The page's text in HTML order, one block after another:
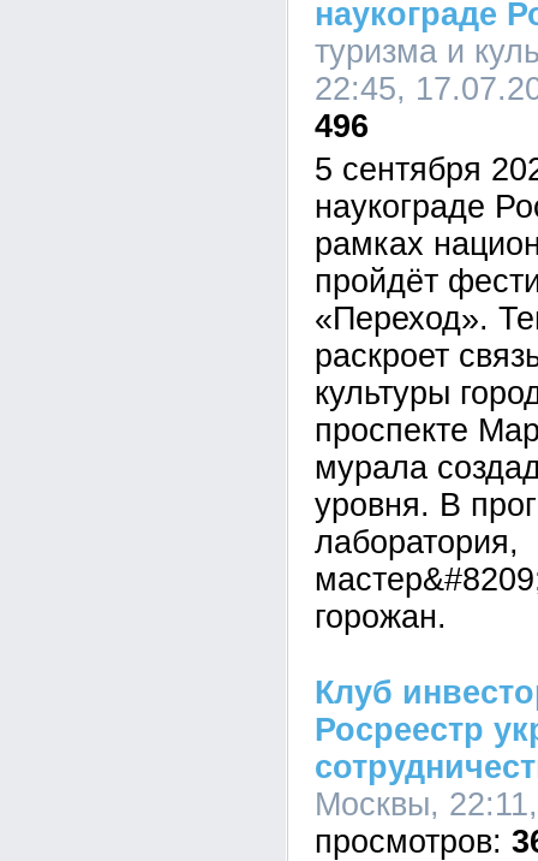
наукограде
туризма и
22:45,
496
5 сентября
наукограде
рамках
пройдёт
«Переход».
раскроет
культуры
проспекте
мурала
уровня. В
лаборатория,
горожан.
Клуб
Росреестр
Москвы,